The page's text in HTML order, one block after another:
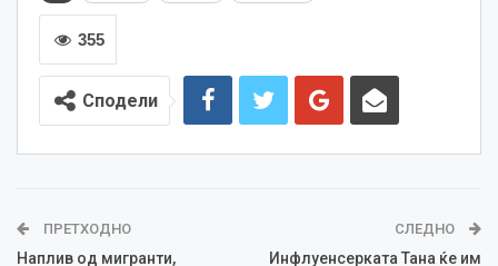
355
Сподели
ПРЕТХОДНО
Наплив од мигранти,
СЛЕДНО
Инфлуенсерката Тана ќе им